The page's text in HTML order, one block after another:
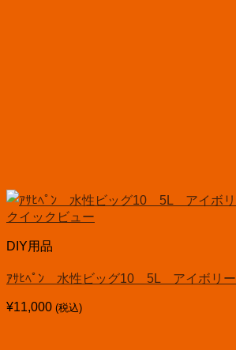
クイックビュー
DIY用品
ｱｻﾋﾍﾟﾝ 水性ビッグ10 5L アイボリー
¥11,000 (税込)